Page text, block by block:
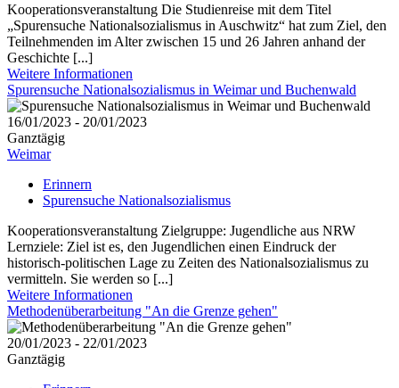
Kooperationsveranstaltung Die Studienreise mit dem Titel
„Spurensuche Nationalsozialismus in Auschwitz“ hat zum Ziel, den
Teilnehmenden im Alter zwischen 15 und 26 Jahren anhand der
Geschichte [...]
Weitere Informationen
Spurensuche Nationalsozialismus in Weimar und Buchenwald
16/01/2023 - 20/01/2023
Ganztägig
Weimar
Erinnern
Spurensuche Nationalsozialismus
Kooperationsveranstaltung Zielgruppe: Jugendliche aus NRW
Lernziele: Ziel ist es, den Jugendlichen einen Eindruck der
historisch-politischen Lage zu Zeiten des Nationalsozialismus zu
vermitteln. Sie werden so [...]
Weitere Informationen
Methodenüberarbeitung "An die Grenze gehen"
20/01/2023 - 22/01/2023
Ganztägig